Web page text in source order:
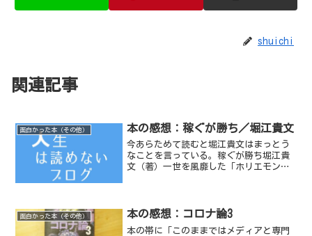
shuichi
関連記事
面白かった本（その他） 本の感想：稼ぐが勝ち／堀江貴文
今あらためて読むと堀江貴文はまっとう
なことを言っている。稼ぐが勝ち堀江貴
文（著）一世を風靡した「ホリエモン」
「お金持ちだから、何を言...
面白かった本（その他） 本の感想：コロナ論3
本の帯に「このままではメディアと専門